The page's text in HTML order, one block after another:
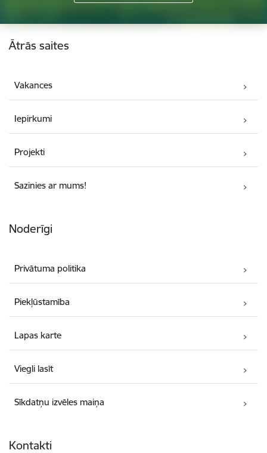
Kājene
Ātrās saites
Vakances
Iepirkumi
Projekti
Sazinies ar mums!
Noderīgi
Privātuma politika
Piekļūstamība
Lapas karte
Viegli lasīt
Sīkdatņu izvēles maiņa
Kontakti